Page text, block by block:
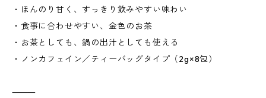
・ほんのり甘く、すっきり飲みやすい味わい
・食事に合わせやすい、金色のお茶
・お茶としても、鍋の出汁としても使える
・ノンカフェイン／ティーバッグタイプ（2g×8包）
⸻